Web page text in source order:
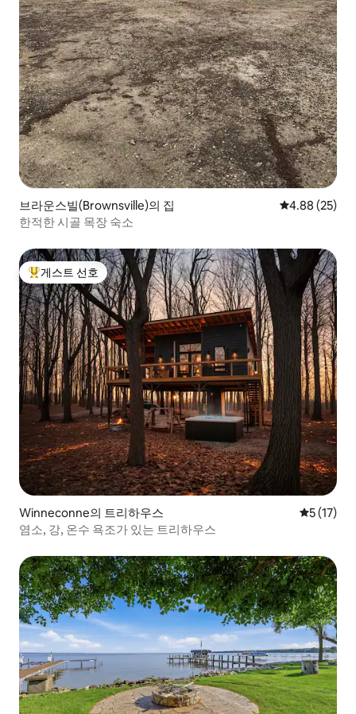
브라운스빌(Brownsville)의 집 평점 4.88점(5
4.88 (25)
한적한 시골 목장 숙소
상위 게스트 선호
게스트 선호
Winneconne의 트리하우스 평점 5점
5 (17)
염소, 강, 온수 욕조가 있는 트리하우스